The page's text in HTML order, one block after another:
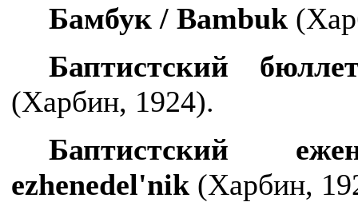
Бамбук /Bambuk
Баптистский
(Харбин, 1924).
Баптистский
ezhenedel'nik (Харбин,